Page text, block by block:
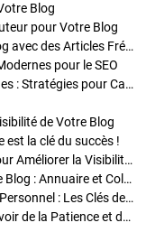
Blog
pour Votre Blog
Stratégies de Publication : Boostez Votre Blog avec des Articles Fréquents et Exclusifs
pour le SEO
Enrichir Vos Articles avec des Contenus Riches : Stratégies pour Captiver et Optimiser
de Votre Blog
est la clé du succès !
Optimisation SEO des Articles : Stratégies pour Améliorer la Visibilité de Votre Blog
Stratégies pour améliorer la visibilité de votre Blog : Annuaire et Collaborations
Pourquoi Investir dans un Nom de Domaine Personnel : Les Clés de la Réussite de Votre Blog
Comment Faire Émerger Votre Blog : Le Pouvoir de la Patience et de la Persévérance